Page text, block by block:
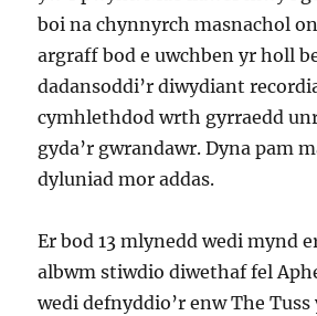
boi na chynnyrch masnachol
argraff bod e uwchben yr holl
dadansoddi’r diwydiant
cymhlethdod wrth gyrraedd
gyda’r gwrandawr. Dyna pam
dyluniad mor addas.
Er bod 13 mlynedd wedi mynd
albwm stiwdio diwethaf fel
wedi defnyddio’r enw The